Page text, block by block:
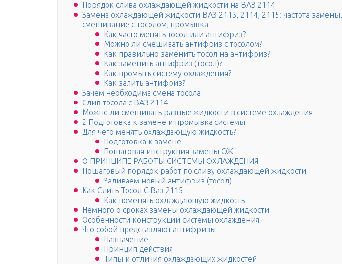
Порядок слива охлаждающей жидкости на ВАЗ 2114
Замена охлаждающей жидкости ВАЗ 2113, 2114, 2115: частота замены,
смешивание с тосолом, промывка
Как часто менять тосол или антифриз?
Можно ли смешивать антифриз с тосолом?
Как правильно заменить тосол на антифриз?
Как заменить антифриз (тосол)?
Как промыть систему охлаждения?
Как залить антифриз?
Зачем необходима смена тосола
Слив тосола с ВАЗ 2114
Можно ли смешивать разные жидкости в системе охлаждения
2 Подготовка к замене и промывка системы
Для чего менять охлаждающую жидкость?
Подготовка к замене
Пошаговая инструкция замены ОЖ
О ПРИНЦИПЕ РАБОТЫ СИСТЕМЫ ОХЛАЖДЕНИЯ
Пошаговый порядок работ по сливу охлаждающей жидкости
Заливаем новый антифриз (тосол)
Как Слить Тосол С Ваз 2115
Как поменять охлаждающую жидкость
Немного о сроках замены охлаждающей жидкости
Особенности конструкции системы охлаждения
Что собой представляют антифризы
Назначение
Принцип действия
Типы и отличия охлаждающих жидкостей